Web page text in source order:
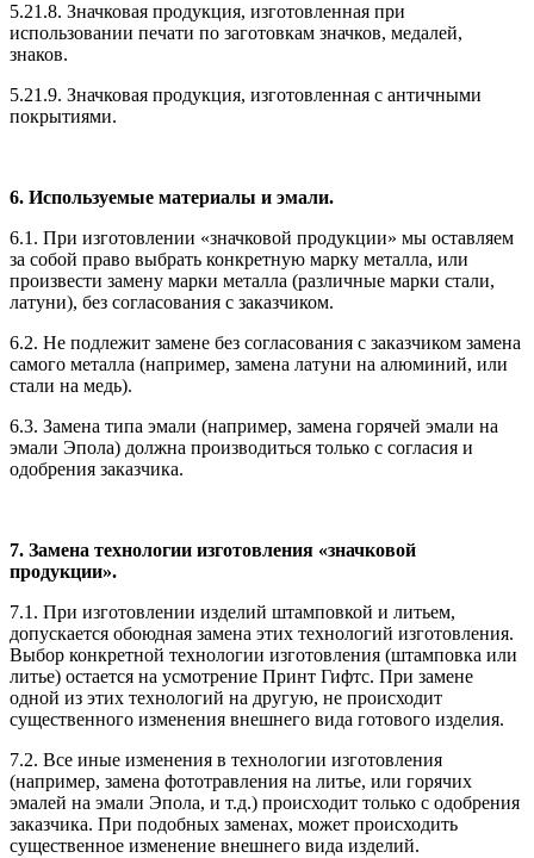
5.21.8. Значковая продукция, изготовленная при
использовании печати по заготовкам значков, медалей,
знаков.
5.21.9. Значковая продукция, изготовленная с античными
покрытиями.
6. Используемые материалы и эмали.
6.1. При изготовлении «значковой продукции» мы оставляем
за собой право выбрать конкретную марку металла, или
произвести замену марки металла (различные марки стали,
латуни), без согласования с заказчиком.
6.2. Не подлежит замене без согласования с заказчиком замена
самого металла (например, замена латуни на алюминий, или
стали на медь).
6.3. Замена типа эмали (например, замена горячей эмали на
эмали Эпола) должна производиться только с согласия и
одобрения заказчика.
7. Замена технологии изготовления «значковой
продукции».
7.1. При изготовлении изделий штамповкой и литьем,
допускается обоюдная замена этих технологий изготовления.
Выбор конкретной технологии изготовления (штамповка или
литье) остается на усмотрение Принт Гифтс. При замене
одной из этих технологий на другую, не происходит
существенного изменения внешнего вида готового изделия.
7.2. Все иные изменения в технологии изготовления
(например, замена фототравления на литье, или горячих
эмалей на эмали Эпола, и т.д.) происходит только с одобрения
заказчика. При подобных заменах, может происходить
существенное изменение внешнего вида изделий.